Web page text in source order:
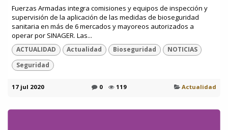
Fuerzas Armadas integra comisiones y equipos de inspección y
supervisión de la aplicación de las medidas de bioseguridad
sanitaria en más de 6 mercados y mayoreos autorizados a
operar por SINAGER. Las...
ACTUALIDAD Actualidad Bioseguridad
NOTICIAS
Seguridad
17 jul 2020 0 119 Actualidad